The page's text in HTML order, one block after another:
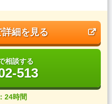
細を見る
相談する
513
24時間